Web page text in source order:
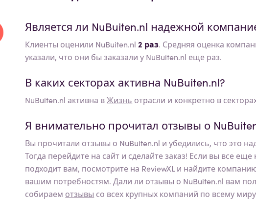
Является ли NuBuiten.nl надежной
Клиенты оценили NuBuiten.nl2 раз. Средняя оценка
указали, что они бы заказали у NuBuiten.nl еще раз.
В каких секторах активна NuBuiten.nl?
NuBuiten.nl активна вЖизнь отрасли и конкретно в
Я внимательно прочитал отзывы о
Вы прочитали отзывы о NuBuiten.nl и убедились, что это
Тогда перейдите на сайт и сделайте заказ! Если вы все
подходит вам, посмотрите на ReviewXL и найдите
вашим потребностям. Дали ли отзывы о NuBuiten.nl вам
собираем отзывы со всех крупных компаний по всему